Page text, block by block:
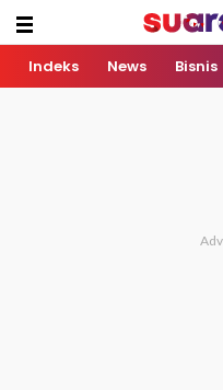
Indeks News Bisnis